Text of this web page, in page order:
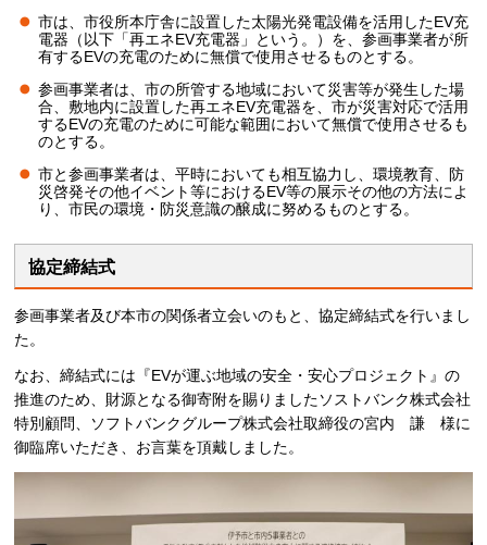
市は、市役所本庁舎に設置した太陽光発電設備を活用したEV充
電器（以下「再エネEV充電器」という。）を、参画事業者が所
有するEVの充電のために無償で使用させるものとする。
参画事業者は、市の所管する地域において災害等が発生した場
合、敷地内に設置した再エネEV充電器を、市が災害対応で活用
するEVの充電のために可能な範囲において無償で使用させるも
のとする。
市と参画事業者は、平時においても相互協力し、環境教育、防
災啓発その他イベント等におけるEV等の展示その他の方法によ
り、市民の環境・防災意識の醸成に努めるものとする。
協定締結式
参画事業者及び本市の関係者立会いのもと、協定締結式を行いまし
た。
なお、締結式には『EVが運ぶ地域の安全・安心プロジェクト』の
推進のため、財源となる御寄附を賜りましたソストバンク株式会社
特別顧問、ソフトバンクグループ株式会社取締役の宮内 謙 様に
御臨席いただき、お言葉を頂戴しました。